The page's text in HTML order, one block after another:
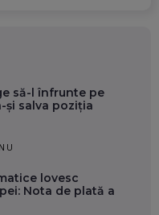
să-l înfrunte pe
și salva poziția
lovesc
Nota de plată a